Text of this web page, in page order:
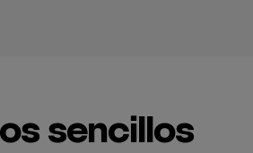
sencillos